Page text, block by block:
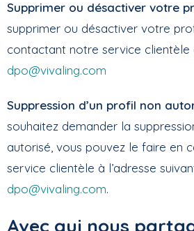
Supprimer ou désactiver votre
supprimer ou désactiver votre
contactant notre service clientèle
dpo@vivaling.com
Suppression d’un profil non
souhaitez demander la
autorisé, vous pouvez le faire en
service clientèle à l’adresse
dpo@vivaling.com.
Avec qui nous